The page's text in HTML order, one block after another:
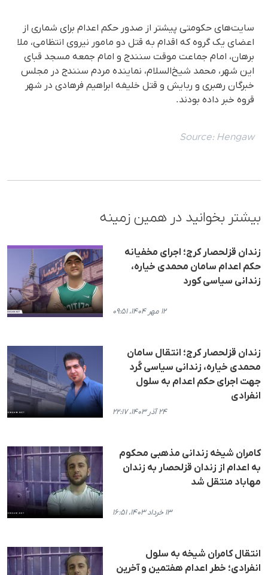
سایت‌های حکومتی پیشتر از صدور حکم اعدام برای شماری از
اعضای یک گروه که اقدام به قتل دو مامور نیروی انتظامی، ملا
برهان، امام جماعت موقت سنندج و امام جمعه مسجد قبای
این شهر، محمد شیخ‌السلام، نماینده مردم سنندج در مجلس
خبرگان رهبری و ربایش و قتل خلیفه ابراهیم فرهادی در شهر
قروه خبر داده بودند.
Source: Hengaw
بیشتر بخوانید در همین زمینه
زندان قزلحصار کرج؛ اجرای مخفیانه
حکم اعدام سامان محمدی خیاره،
زندانی سیاسی کورد
۱۲ مهر ۱۴۰۴، ۰۹:۵۱
زندان قزلحصار کرج؛ انتقال سامان
محمدی خیاره، زندانی سیاسی کُرد
جهت اجرای حکم اعدام به سلول
انفرادی
۲۴ آذر ۱۴۰۳، ۲۲:۱۷
کامران شیخه زندانی مذهبی محکوم
به اعدام از زندان قزلحصار به زندان
مهاباد منتقل شد
۱۳ خرداد ۱۴۰۳، ۱۶:۵۱
انتقال کامران شیخه به سلول
انفرادی؛ خطر اعدام هفتمین و آخرین